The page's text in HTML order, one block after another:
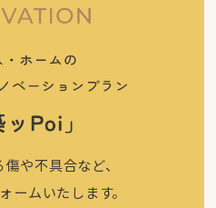
や不具合など、
ームいたします。